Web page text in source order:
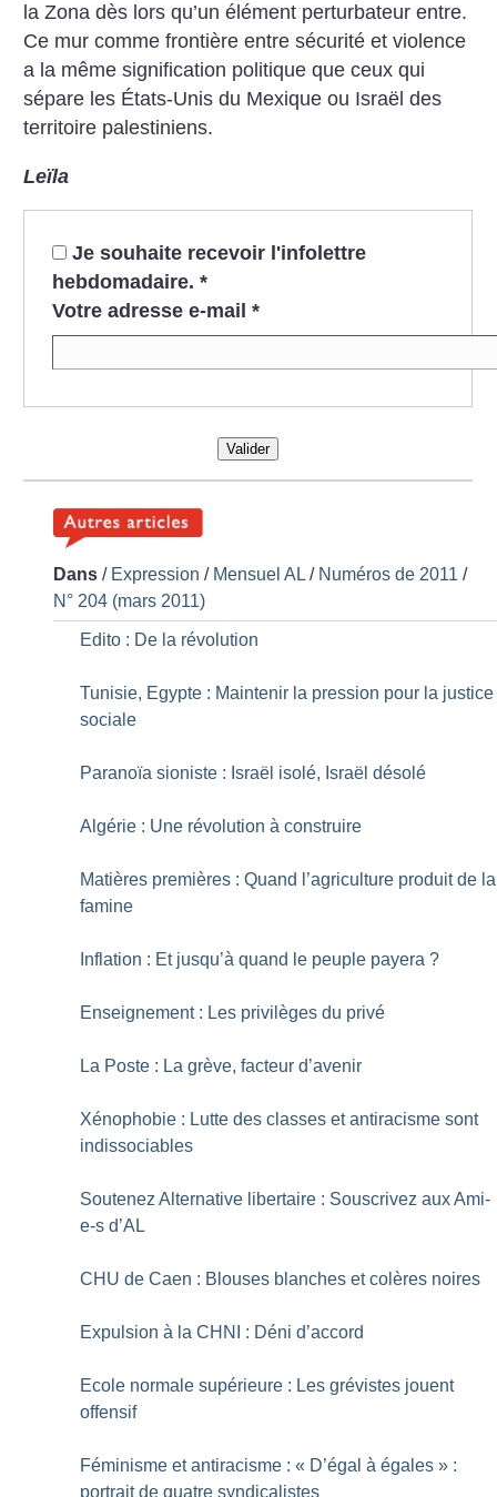
la Zona dès lors qu’un élément perturbateur entre.
Ce mur comme frontière entre sécurité et violence
a la même signification politique que ceux qui
sépare les États-Unis du Mexique ou Israël des
territoire palestiniens.
Leïla
Je souhaite recevoir l'infolettre
hebdomadaire. *
Votre adresse e-mail *
Valider
Dans / Expression / Mensuel AL / Numéros de 2011 /
N° 204 (mars 2011)
Edito : De la révolution
Tunisie, Egypte : Maintenir la pression pour la justice
sociale
Paranoïa sioniste : Israël isolé, Israël désolé
Algérie : Une révolution à construire
Matières premières : Quand l’agriculture produit de la
famine
Inflation : Et jusqu’à quand le peuple payera ?
Enseignement : Les privilèges du privé
La Poste : La grève, facteur d’avenir
Xénophobie : Lutte des classes et antiracisme sont
indissociables
Soutenez Alternative libertaire : Souscrivez aux Ami-
e-s d’AL
CHU de Caen : Blouses blanches et colères noires
Expulsion à la CHNI : Déni d’accord
Ecole normale supérieure : Les grévistes jouent
offensif
Féminisme et antiracisme : « D’égal à égales » :
portrait de quatre syndicalistes